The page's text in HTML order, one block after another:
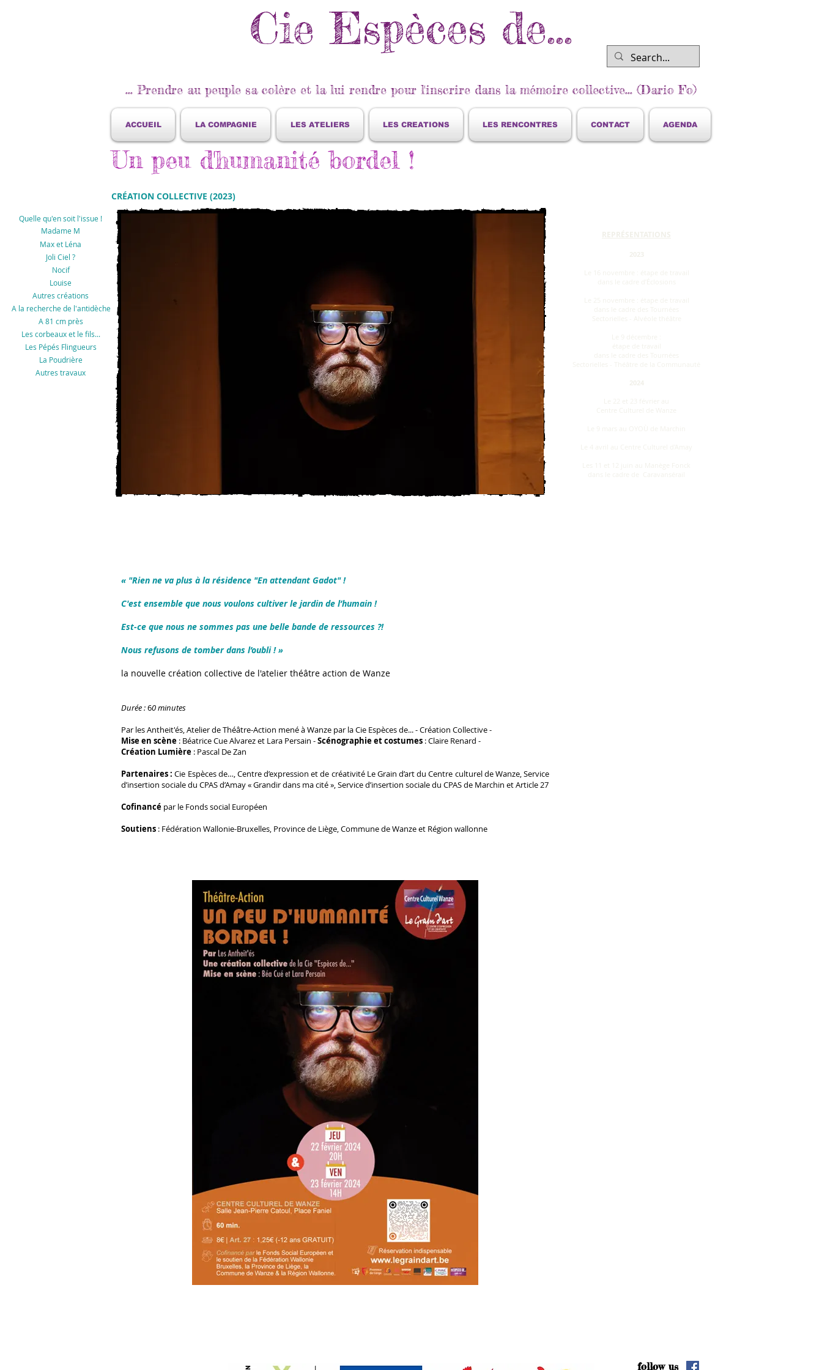
Cie Espèces de...
... Prendre au peuple sa colère et la lui rendre pour l'inscrire dans la mémoire collective... (Dario Fo)
ACCUEIL LA COMPAGNIE LES ATELIERS LES CREATIONS LES RENCONTRES CONTACT AGENDA
Un peu d'humanité bordel !
CRÉATION COLLECTIVE (2023)
Quelle qu'en soit l'issue !
Madame M
Max et Léna
Joli Ciel ?
Nocif
Louise
Autres créations
A la recherche de l'antidèche
A 81 cm près
Les corbeaux et le fils...
Les Pépés Flingueurs
La Poudrière
Autres travaux
« "Rien ne va plus à la résidence "En attendant Gadot" !
C'est ensemble que nous voulons cultiver le jardin de l’humain !
Est-ce que nous ne sommes pas une belle bande de ressources ?!
Nous refusons de tomber dans l’oubli ! »
la nouvelle création collective de l'atelier théâtre action de Wanze
Durée :60 minutes
Par les Antheit'és, Atelier de Théâtre-Action mené à Wanze par la Cie Espèces de... - Création Collective -
Mise en scène : Béatrice Cue Alvarez et Lara Persain -Scénographie et costumes : Claire Renard -
Création Lumière : Pascal De Zan
Partenaires :Cie Espèces de…, Centre d’expression et de créativité Le Grain d’art du Centre culturel de Wanze, Service
d’insertion sociale du CPAS d’Amay « Grandir dans ma cité », Service d’insertion sociale du CPAS de Marchin et Article 27
Cofinancé par le Fonds social Européen
Soutiens : Fédération Wallonie-Bruxelles, Province de Liège, Commune de Wanze et Région wallonne
follow us